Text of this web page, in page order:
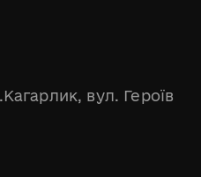
вул. Героїв